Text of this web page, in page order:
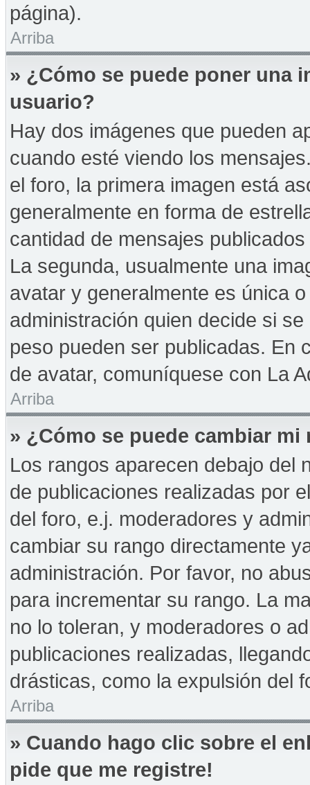
página).
Arriba
» ¿Cómo se puede poner una
usuario?
Hay dos imágenes que pueden
cuando esté viendo los
el foro, la primera imagen está
generalmente en forma de
cantidad de mensajes
La segunda, usualmente una
avatar y generalmente es única
administración quien decide si
peso pueden ser publicadas. En
de avatar, comuníquese con La
Arriba
» ¿Cómo se puede cambiar mi
Los rangos aparecen debajo del
de publicaciones realizadas por
del foro, e.j. moderadores y
cambiar su rango directamente
administración. Por favor, no
para incrementar su rango. La
no lo toleran, y moderadores o
publicaciones realizadas,
drásticas, como la expulsión del
Arriba
» Cuando hago clic sobre el
pide que me registre!